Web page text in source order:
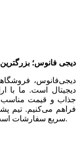
دیجی فانوس؛ بزرگترین
دیجی‌فانوس،
دیجیتال است. ما با
جذاب و قیمت
فراهم می‌کنیم. تیم
سریع سفارشات است تا بهترین تجربه خرید آنلاین را داشته باشید.